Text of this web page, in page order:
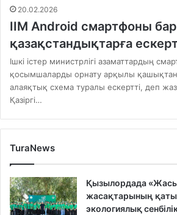
20.02.2026
ІІМ Android смартфоны бар
қазақстандықтарға
Ішкі істер министрлігі азаматтардың
қосымшаларды орнату арқылы қашықтан
алаяқтық схема туралы ескертті, деп
Қазіргі…
TuraNews
Қызылордада
жасақтарының
экологиялық